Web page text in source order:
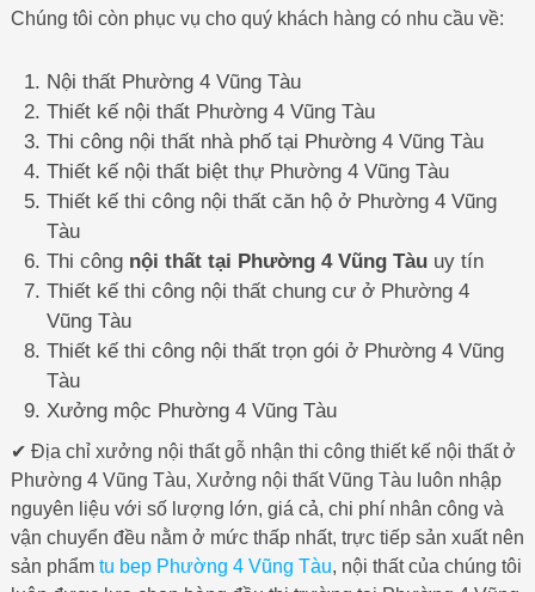
Chúng tôi còn phục vụ cho quý khách hàng có nhu cầu về:
Nội thất Phường 4 Vũng Tàu
Thiết kế nội thất Phường 4 Vũng Tàu
Thi công nội thất nhà phố tại Phường 4 Vũng Tàu
Thiết kế nội thất biệt thự Phường 4 Vũng Tàu
Thiết kế thi công nội thất căn hộ ở Phường 4 Vũng
Tàu
Thi công nội thất tại Phường 4 Vũng Tàuuy tín
Thiết kế thi công nội thất chung cư ở Phường 4
Vũng Tàu
Thiết kế thi công nội thất trọn gói ở Phường 4 Vũng
Tàu
Xưởng mộc Phường 4 Vũng Tàu
✔ Địa chỉ xưởng nội thất gỗ nhận thi công thiết kế nội thất ở
Phường 4 Vũng Tàu, Xưởng nội thất Vũng Tàu luôn nhập
nguyên liệu với số lượng lớn, giá cả, chi phí nhân công và
vận chuyển đều nằm ở mức thấp nhất, trực tiếp sản xuất nên
sản phẩm tu bep Phường 4 Vũng Tàu, nội thất của chúng tôi